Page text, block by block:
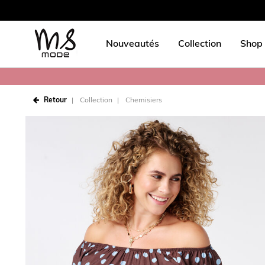
Nouveautés Collection
Retour Collection Chemisiers